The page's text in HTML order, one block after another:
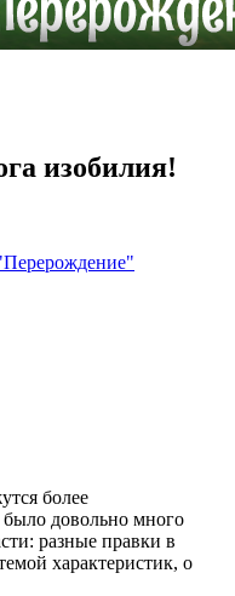
изобилия!
более
довольно много
разные правки в
характеристик, о